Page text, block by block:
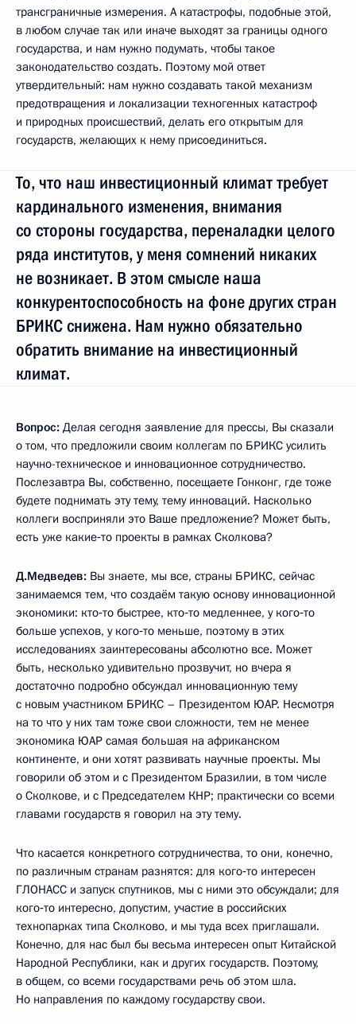
трансграничные измерения. А катастрофы, подобные этой,
в любом случае так или иначе выходят за границы одного
государства, и нам нужно подумать, чтобы такое
законодательство создать. Поэтому мой ответ
утвердительный: нам нужно создавать такой механизм
предотвращения и локализации техногенных катастроф
и природных происшествий, делать его открытым для
государств, желающих к нему присоединиться.
То, что наш инвестиционный климат требует
кардинального изменения, внимания
со стороны государства, переналадки целого
ряда институтов, у меня сомнений никаких
не возникает. В этом смысле наша
конкурентоспособность на фоне других стран
БРИКС снижена. Нам нужно обязательно
обратить внимание на инвестиционный
климат.
Вопрос: Делая сегодня заявление для прессы, Вы сказали
о том, что предложили своим коллегам по БРИКС усилить
научно-техническое и инновационное сотрудничество.
Послезавтра Вы, собственно, посещаете Гонконг, где тоже
будете поднимать эту тему, тему инноваций. Насколько
коллеги восприняли это Ваше предложение? Может быть,
есть уже какие‑то проекты в рамках Сколкова?
Д.Медведев: Вы знаете, мы все, страны БРИКС, сейчас
занимаемся тем, что создаём такую основу инновационной
экономики: кто‑то быстрее, кто‑то медленнее, у кого‑то
больше успехов, у кого‑то меньше, поэтому в этих
исследованиях заинтересованы абсолютно все. Может
быть, несколько удивительно прозвучит, но вчера я
достаточно подробно обсуждал инновационную тему
с новым участником БРИКС – Президентом ЮАР. Несмотря
на то что у них там тоже свои сложности, тем не менее
экономика ЮАР самая большая на африканском
континенте, и они хотят развивать научные проекты. Мы
говорили об этом и с Президентом Бразилии, в том числе
о Сколкове, и с Председателем КНР; практически со всеми
главами государств я говорил на эту тему.
Что касается конкретного сотрудничества, то они, конечно,
по различным странам разнятся: для кого‑то интересен
ГЛОНАСС и запуск спутников, мы с ними это обсуждали; для
кого‑то интересно, допустим, участие в российских
технопарках типа Сколково, и мы туда всех приглашали.
Конечно, для нас был бы весьма интересен опыт Китайской
Народной Республики, как и других государств. Поэтому,
в общем, со всеми государствами речь об этом шла.
Но направления по каждому государству свои.